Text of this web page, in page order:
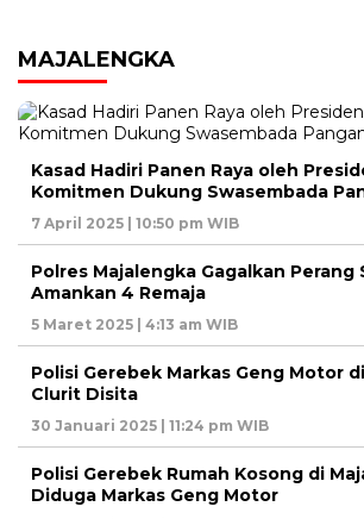
MAJALENGKA
Kasad Hadiri Panen Raya oleh
Komitmen Dukung Swasembada
7 April 2025 | 10:50 pm WIB
Polres Majalengka Gagalkan Perang
Amankan 4 Remaja
5 Maret 2025 | 4:13 am WIB
Polisi Gerebek Markas Geng Motor
Clurit Disita
30 Januari 2025 | 11:24 pm WIB
Polisi Gerebek Rumah Kosong di
Diduga Markas Geng Motor